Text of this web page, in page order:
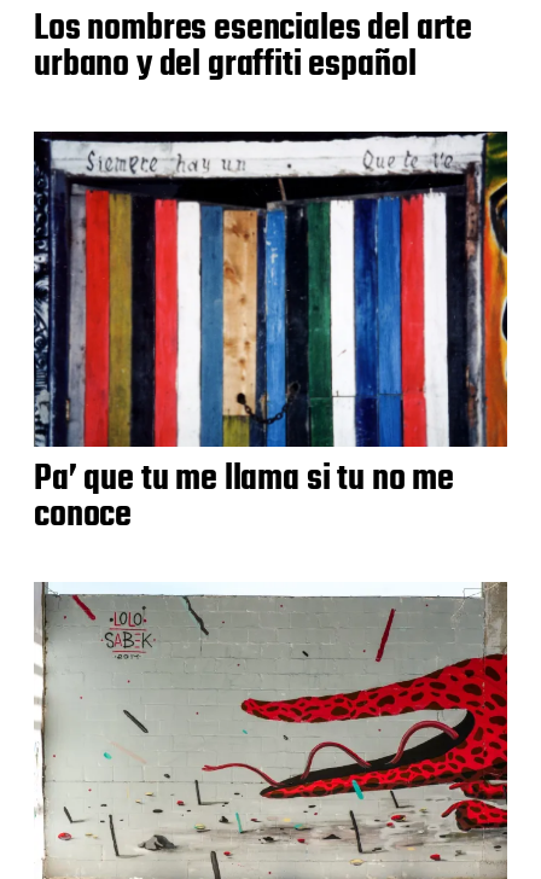
Los nombres esenciales del arte
urbano y del graffiti español
Pa’ que tu me llama si tu no me
conoce